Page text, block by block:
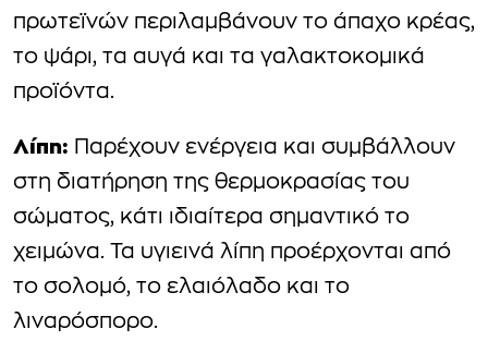
πρωτεϊνών περιλαμβάνουν το άπαχο κρέας,
το ψάρι, τα αυγά και τα γαλακτοκομικά
προϊόντα.
Λίπη: Παρέχουν ενέργεια και συμβάλλουν
στη διατήρηση της θερμοκρασίας του
σώματος, κάτι ιδιαίτερα σημαντικό το
χειμώνα. Τα υγιεινά λίπη προέρχονται από
το σολομό, το ελαιόλαδο και το
λιναρόσπορο.